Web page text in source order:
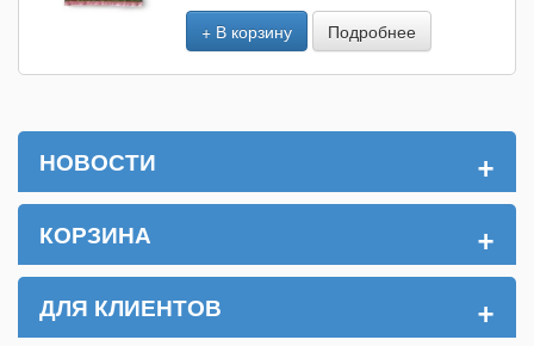
+ В корзину Подробнее
НОВОСТИ +
КОРЗИНА +
ДЛЯ КЛИЕНТОВ +